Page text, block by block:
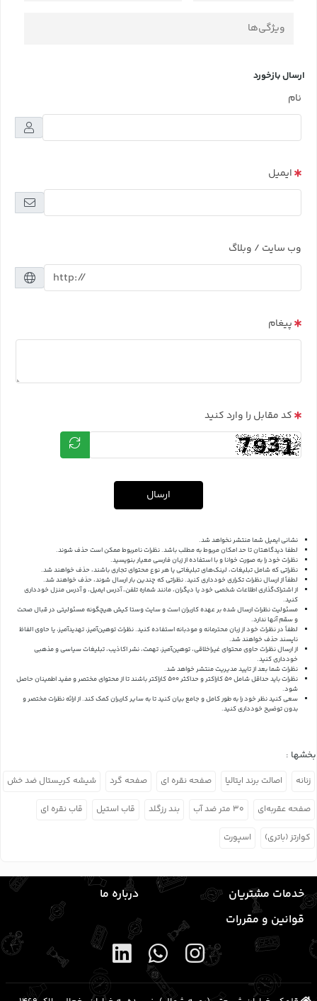
ویژگی‌ها
ارسال بازخورد
نام
ایمیل
وب سایت / وبلاگ
پیغام
کد مقابل را وارد کنید
ارسال
نشانی ایمیل شما منتشر نخواهد شد.
لطفا دیدگاهتان تا حد امکان مربوط به مطلب باشد. نظرات نامربوط ممکن است حذف شوند.
نظرات خود را به صورت خوانا و با استفاده از زبان فارسی معیار بنویسید.
نظراتی که شامل تبلیغات، لینک‌های تبلیغاتی یا هر نوع محتوای تجاری باشند، حذف خواهند شد.
لطفاً از ارسال نظرات تکراری خودداری کنید. نظراتی که چندین بار ارسال شوند، حذف خواهند شد.
از اشتراک‌گذاری اطلاعات شخصی خود یا دیگران، مانند شماره تلفن، آدرس ایمیل، و آدرس منزل خودداری
کنید.
مسئولیت نظرات ارسال شده بر عهده کاربران است و سایت وستا کیش هیچگونه مسئولیتی در قبال صحت
و سقم آنها ندارد.
لطفاً در نظرات خود از زبان محترمانه و مودبانه استفاده کنید. نظرات توهین‌آمیز، تهدیدآمیز، یا حاوی الفاظ
ناپسند حذف خواهند شد.
از ارسال نظرات حاوی محتوای غیراخلاقی، توهین‌آمیز، تهمت، نشر اکاذیب، تبلیغات سیاسی و مذهبی
خودداری کنید.
نظرات شما بعد از تایید مدیریت منتشر خواهد شد.
نظرات باید حداقل شامل 50 کاراکتر و حداکثر 500 کاراکتر باشند تا از محتوای مختصر و مفید اطمینان حاصل
شود.
سعی کنید نظر خود را به طور کامل و جامع بیان کنید تا به سایر کاربران کمک کند.از ارائه نظرات مختصر و
بدون توضیح خودداری کنید.
بخشها :
زنانه اصالت برند ایتالیا صفحه نقره ای صفحه گرد شیشه کریستال ضد خش
صفحه عقربه‌ای ۳۰ متر ضد آب بند رزگلد قاب استیل قاب نقره ای
کوارتز (باتری) اسپورت
خدمات مشتریان
درباره ما
قوانین و مقررات